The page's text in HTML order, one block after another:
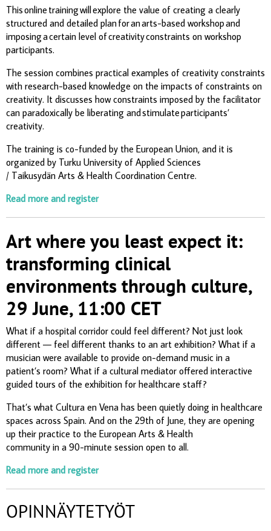
This online training will explore the value of creating a clearly
structured and detailed plan for an arts-based workshop and
imposing a certain level of creativity constraints on workshop
participants.
The session combines practical examples of creativity constraints
with research-based knowledge on the impacts of constraints on
creativity. It discusses how constraints imposed by the facilitator
can paradoxically be liberating and stimulate participants’
creativity.
The training is co-funded by the European Union, and it is
organized by Turku University of Applied Sciences
/ Taikusydän Arts & Health Coordination Centre.
Read more and register
Art where you least expect it:
transforming clinical
environments through culture,
29 June, 11:00 CET
What if a hospital corridor could feel different? Not just look
different — feel different thanks to an art exhibition? What if a
musician were available to provide on-demand music in a
patient’s room? What if a cultural mediator offered interactive
guided tours of the exhibition for healthcare staff?
That’s what Cultura en Vena has been quietly doing in healthcare
spaces across Spain. And on the 29th of June, they are opening
up their practice to the European Arts & Health
community in a 90-minute session open to all.
Read more and register
OPINNÄYTETYÖT